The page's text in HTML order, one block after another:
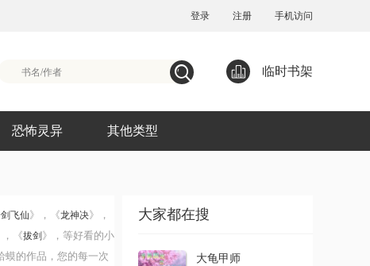
登录 注册 手机访问
临时书架
恐怖灵异 其他类型
飞仙》，《龙神决》，
，《拔剑 》，等好看的小
蟆的作品，您的每一次
大家都在搜
大龟甲师